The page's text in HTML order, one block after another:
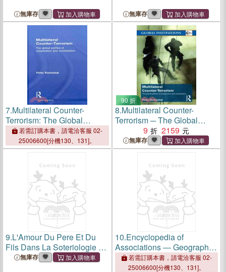
無庫存 無庫存
7.Multilateral Counter-
Terrorism: The Global
Politics of Cooperation and
Contestation
若需訂購本書，請電洽客服 02-
25006600[分機130、131]。
90 折
8.Multilateral Counter-
Terrorism ─ The Global
Politics of Cooperation and
Contestation
9 2159
無庫存
9.L'Amour Du Pere Et Du
Fils Dans La Soteriologie de
Saint Paul
無庫存
10.Encyclopedia of
Associations ― Geographic
and Executive Indexes
若需訂購本書，請電洽客服 02-
25006600[分機130、131]。